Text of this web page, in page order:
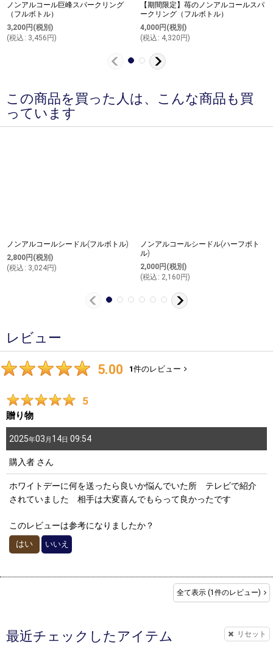
ノンアルコール巨峰スパークリング
（フルボトル）
3,200円(税別)
(税込 : 3,456円)
【期間限定】苺のノンアルコールスパ
ークリング（フルボトル）
4,000円(税別)
(税込 : 4,320円)
この商品を買った人は、こんな商品も買
っています
ノンアルコールシードル(フルボトル)
2,800円(税別)
(税込 : 3,024円)
ノンアルコールシードル(ハーフボト
ル)
2,000円(税別)
(税込 : 2,160円)
レビュー
5.00 1件のレビュー
5
贈り物
2025年03 月 14日 09:54
購入者 さん
ホワイトデーに何を送ったら良いか悩んでいた所 テレビで紹介
されていました 相手は大変喜んでもらって良かったです
このレビューは参考になりましたか？
はい
いいえ
全て表示 (1件のレビュー)
最近チェックしたアイテム リセット